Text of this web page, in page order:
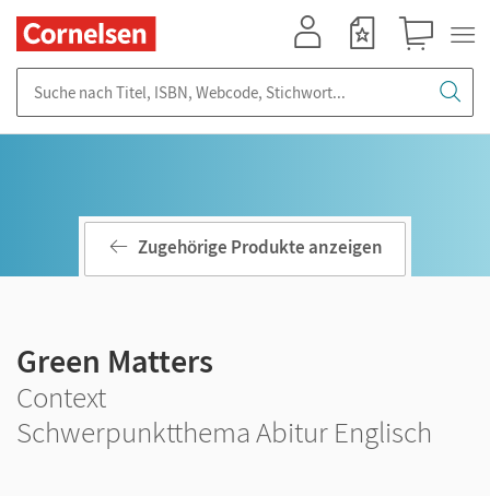
Zugehörige Produkte anzeigen
Green Matters
Context
Schwerpunktthema Abitur Englisch